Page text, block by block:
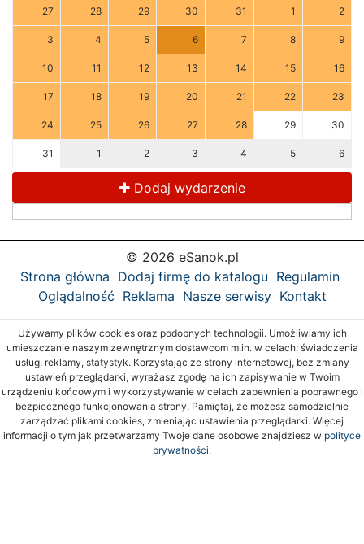
27 28 29 30 31 1 2
3 4 5 6 7 8 9
10 11 12 13 14 15 16
17 18 19 20 21 22 23
24 25 26 27 28 29 30
31 1 2 3 4 5 6
Dodaj wydarzenie
© 2026 eSanok.pl
Strona główna Dodaj firmę do katalogu Regulamin
Oglądalność Reklama Nasze serwisy Kontakt
Używamy plików cookies oraz podobnych technologii. Umożliwiamy ich
umieszczanie naszym zewnętrznym dostawcom m.in. w celach: świadczenia
usług, reklamy, statystyk. Korzystając ze strony internetowej, bez zmiany
ustawień przeglądarki, wyrażasz zgodę na ich zapisywanie w Twoim
urządzeniu końcowym i wykorzystywanie w celach zapewnienia poprawnego i
bezpiecznego funkcjonowania strony. Pamiętaj, że możesz samodzielnie
zarządzać plikami cookies, zmieniając ustawienia przeglądarki. Więcej
informacji o tym jak przetwarzamy Twoje dane osobowe znajdziesz w polityce
prywatności.